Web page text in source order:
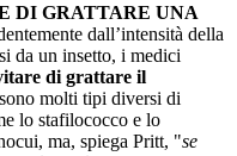
DI GRATTARE UNA
dall’intensità della
da un insetto, i medici
di grattare il
molti tipi diversi di
lo stafilococco e lo
ma, spiega Pritt, "se